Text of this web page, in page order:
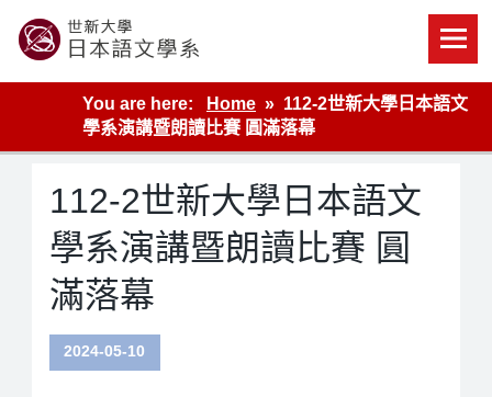
content
世新大學教學單位的網站
You are here:
Home
112-2世新大學日本語文
學系演講暨朗讀比賽 圓滿落幕
112-2世新大學日本語文
學系演講暨朗讀比賽 圓
滿落幕
2024-05-10